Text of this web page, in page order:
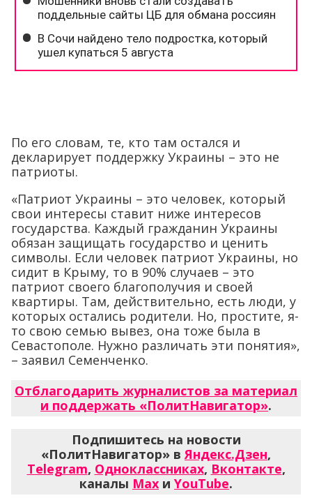
По его словам, те, кто там остался и
декларирует поддержку Украины – это не
патриоты.
«Патриот Украины – это человек, который
свои интересы ставит ниже интересов
государства. Каждый гражданин Украины
обязан защищать государство и ценить
символы. Если человек патриот Украины, но
сидит в Крыму, то в 90% случаев – это
патриот своего благополучия и своей
квартиры. Там, действительно, есть люди, у
которых остались родители. Но, простите, я-
то свою семью вывез, она тоже была в
Севастополе. Нужно различать эти понятия»,
– заявил Семенченко.
Отблагодарить журналистов за материал
и поддержать «ПолитНавигатор».
Подпишитесь на новости
«ПолитНавигатор» вЯндекс.Дзен,
Telegram, Одноклассниках, Вконтакте,
каналы Max и YouTube.